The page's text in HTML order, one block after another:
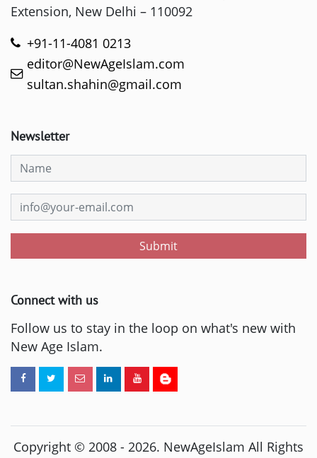
Extension, New Delhi – 110092
+91-11-4081 0213
editor@NewAgeIslam.com
sultan.shahin@gmail.com
Newsletter
Submit
Connect with us
Follow us to stay in the loop on what's new with
New Age Islam.
Copyright © 2008 - 2026. NewAgeIslam All Rights